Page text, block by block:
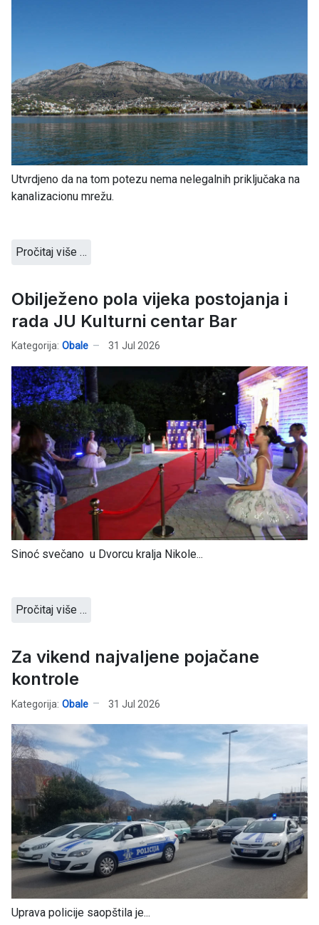
Utvrdjeno da na tom potezu nema nelegalnih priključaka na
kanalizacionu mrežu.
Pročitaj više …
Obilježeno pola vijeka postojanja i
rada JU Kulturni centar Bar
Kategorija: Obale 31 Jul 2026
Sinoć svečano u Dvorcu kralja Nikole...
Pročitaj više …
Za vikend najvaljene pojačane
kontrole
Kategorija: Obale 31 Jul 2026
Uprava policije saopštila je...